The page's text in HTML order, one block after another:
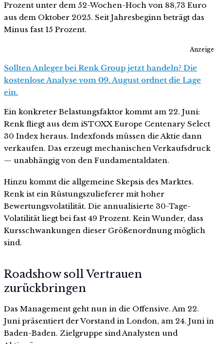
Prozent unter dem 52-Wochen-Hoch von 88,73 Euro
aus dem Oktober 2025. Seit Jahresbeginn beträgt das
Minus fast 15 Prozent.
Anzeige
Sollten Anleger bei Renk Group jetzt handeln? Die
kostenlose Analyse vom 09. August ordnet die Lage
ein.
Ein konkreter Belastungsfaktor kommt am 22. Juni:
Renk fliegt aus dem iSTOXX Europe Centenary Select
30 Index heraus. Indexfonds müssen die Aktie dann
verkaufen. Das erzeugt mechanischen Verkaufsdruck
— unabhängig von den Fundamentaldaten.
Hinzu kommt die allgemeine Skepsis des Marktes.
Renk ist ein Rüstungszulieferer mit hoher
Bewertungsvolatilität. Die annualisierte 30-Tage-
Volatilität liegt bei fast 49 Prozent. Kein Wunder, dass
Kursschwankungen dieser Größenordnung möglich
sind.
Roadshow soll Vertrauen
zurückbringen
Das Management geht nun in die Offensive. Am 22.
Juni präsentiert der Vorstand in London, am 24. Juni in
Baden-Baden. Zielgruppe sind Analysten und